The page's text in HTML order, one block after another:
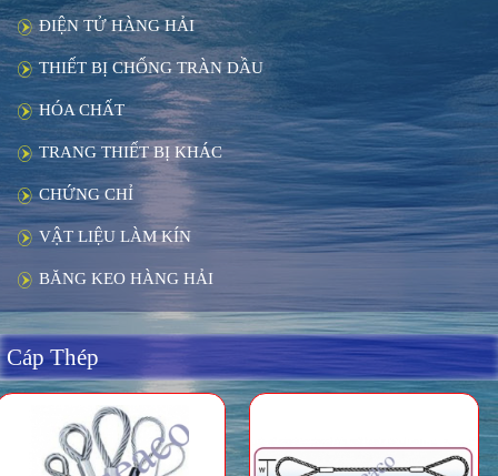
ĐIỆN TỬ HÀNG HẢI
THIẾT BỊ CHỐNG TRÀN DẦU
HÓA CHẤT
TRANG THIẾT BỊ KHÁC
CHỨNG CHỈ
VẬT LIỆU LÀM KÍN
BĂNG KEO HÀNG HẢI
Cáp Thép